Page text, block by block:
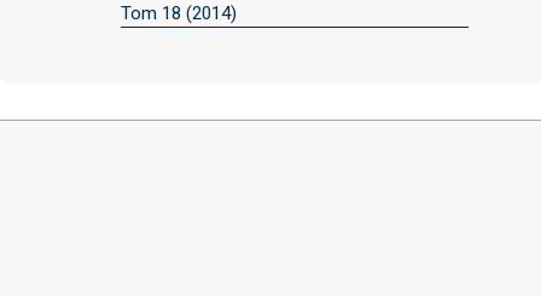
Tom 18 (2014)